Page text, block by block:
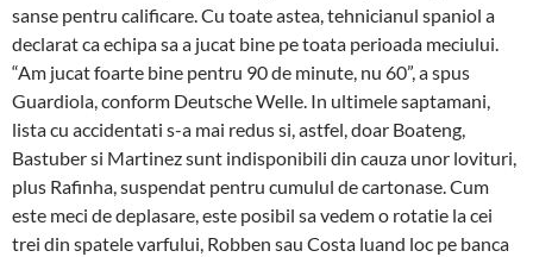
sanse pentru calificare. Cu toate astea, tehnicianul spaniol a
declarat ca echipa sa a jucat bine pe toata perioada meciului.
“Am jucat foarte bine pentru 90 de minute, nu 60”, a spus
Guardiola, conform Deutsche Welle. In ultimele saptamani,
lista cu accidentati s-a mai redus si, astfel, doar Boateng,
Bastuber si Martinez sunt indisponibili din cauza unor lovituri,
plus Rafinha, suspendat pentru cumulul de cartonase. Cum
este meci de deplasare, este posibil sa vedem o rotatie la cei
trei din spatele varfului, Robben sau Costa luand loc pe banca